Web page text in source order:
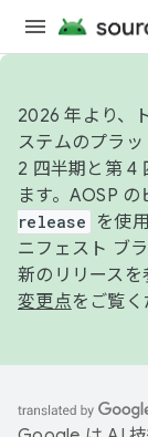
2026 年より、
ステムのプラ
2 四半期と第 4
ます。AOSP の
release
を使
ニフェスト ブ
新のリリース
変更点をご覧く